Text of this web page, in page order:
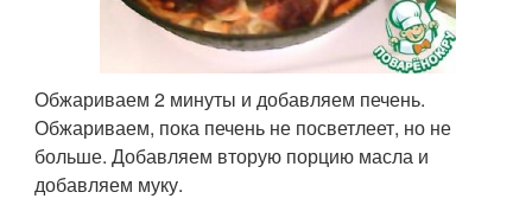
Обжариваем 2 минуты и добавляем печень.
Обжариваем, пока печень не посветлеет, но не
больше. Добавляем вторую порцию масла и
добавляем муку.